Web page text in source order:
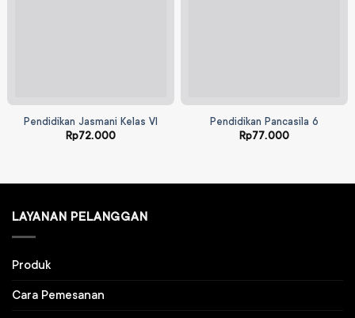
Pendidikan Jasmani Kelas VI
Rp72.000
Pendidikan Pancasila 6
Rp77.000
LAYANAN PELANGGAN
Produk
Cara Pemesanan